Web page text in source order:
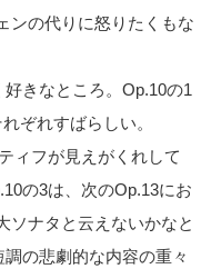
ンの代りに怒りたくもな
きなところ。Op.10の1
ぞれすばらしい。
ィフが見えがくれして
の3は、次のOp.13にお
ソナタと云えないかなと
の悲劇的な内容の重々